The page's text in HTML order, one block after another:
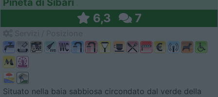
6,3 7
Situato nella baia sabbiosa circondato dal verde della